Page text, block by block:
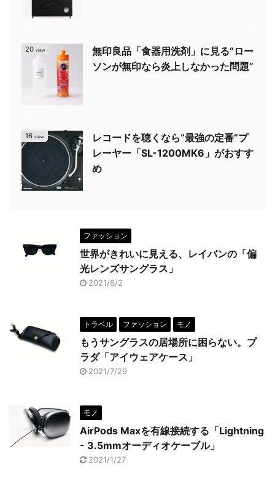
20 view
無印良品「食器用洗剤」に見る“ロー
ソンが無印なら炎上しなかった問題”
16 view
レコードを聴くなら“最強の定番”プ
レーヤー「SL-1200MK6」がおすす
め
ファッション
世界がきれいに見える、レイバンの「偏
光レンズサングラス」
2021/8/2
トラベル ファッション モノ
もうサングラスの居場所に困らない。プ
ラダ「アイウェアケース」
2021/7/29
モノ
AirPods Maxを有線接続する「Lightning
- 3.5mmオーディオケーブル」
2021/1/27